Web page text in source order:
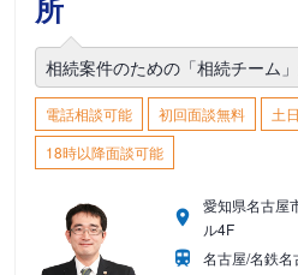
所
相続案件のための「相続チーム
電話相談可能 初回面談無料
土
18時以降面談可能
愛知県名古屋
ル4F
名古屋/名鉄